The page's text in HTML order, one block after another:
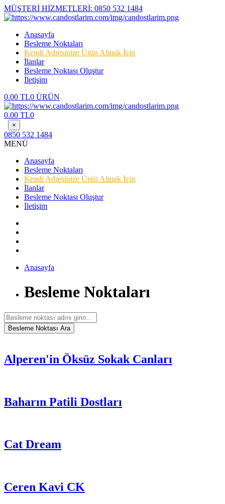
MÜŞTERİ HİZMETLERİ: 0850 532 1484
Anasayfa
Besleme Noktaları
Kendi Adresinize Ürün Almak İçin
İlanlar
Besleme Noktası Oluştur
İletişim
0.00 TL0 ÜRÜN
0.00 TL0
×
0850 532 1484
MENÜ
Anasayfa
Besleme Noktaları
Kendi Adresinize Ürün Almak İçin
İlanlar
Besleme Noktası Oluştur
İletişim
Anasayfa
Besleme Noktaları
Alperen'in Öksüz Sokak Canları
Baharın Patili Dostları
Cat Dream
Ceren Kavi CK